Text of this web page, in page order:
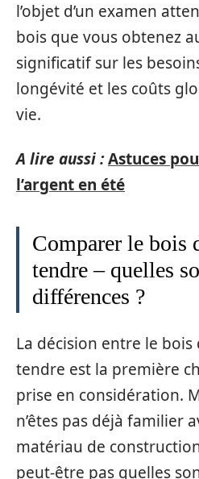
l’objet d’un examen
bois que vous obtenez
significatif sur les
longévité et les coûts
vie.
A lire aussi :Astuces
l’argent en été
Comparer le bois
tendre – quelles
différences ?
La décision entre le
tendre est la première
prise en considération.
n’êtes pas déjà familier
matériau de
peut-être pas quelles